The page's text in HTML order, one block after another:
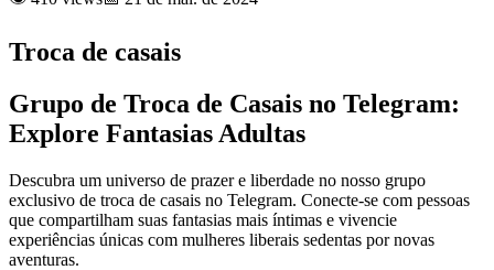
Troca de casais
Grupo de Troca de Casais no Telegram:
Explore Fantasias Adultas
Descubra um universo de prazer e liberdade no nosso grupo
exclusivo de troca de casais no Telegram. Conecte-se com pessoas
que compartilham suas fantasias mais íntimas e vivencie
experiências únicas com mulheres liberais sedentas por novas
aventuras.